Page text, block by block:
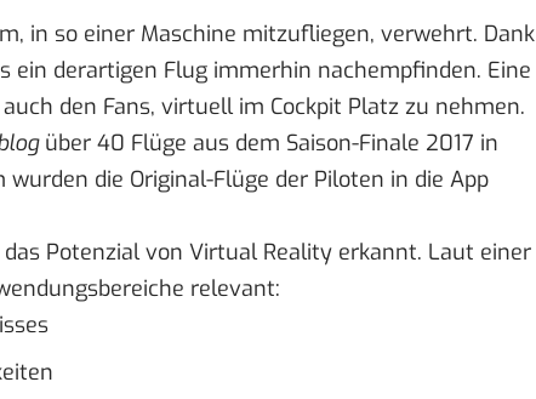
in so einer Maschine mitzufliegen, verwehrt. Dank
ein derartigen Flug immerhin nachempfinden. Eine
den Fans, virtuell im Cockpit Platz zu nehmen.
über 40 Flüge aus dem Saison-Finale 2017 in
wurden die Original-Flüge der Piloten in die App
Potenzial von Virtual Reality erkannt. Laut einer
relevant: